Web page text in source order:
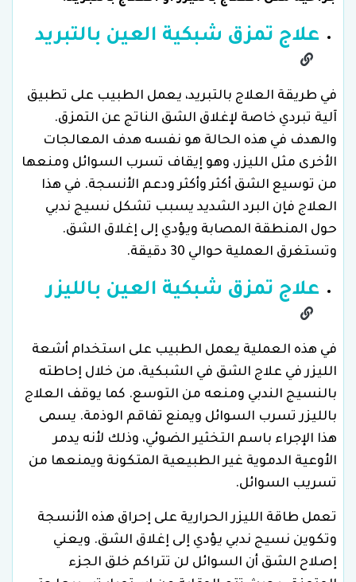
علاج تمزق شبكية العين بالتبريد
في طريقة العلاج بالتبريد، يعمل الطبيب على تطبيق
آلية تبردي خاصة لإغلاق الشق الناتج عن التمزق.
والهدف في هذه الحالة هو نفسه هدف المعالجات
الأخرى مثل الليزر، وهو إيقاف تسرب السوائل ومنعها
من توسيع الشق أكثر وأكثر ودعم الأنسجة. في هذا
العلاج فإن البرد الشديد يسبب تشكل نسيج ندبي
حول المنطقة المصابة ويؤدي إلى إغلاق الشق.
وتستغرق العملية حوالي 30 دقيقة.
علاج تمزق شبكية العين بالليزر
في هذه العملية يعمل الطبيب على استخدام أشعة
الليزر في علاج الشق في الشبكية، من خلال إحاطته
بالنسيج الندبي ومنعه من التوسع. كما يوقف العلاج
بالليزر تسرب السوائل ويمنع تفاقم الوذمة. يسمى
هذا الإجراء باسم التخثير الضوئي، وذلك لأنه يدمر
الأوعية الدموية غير الطبيعية المتكونة ويمنعها من
تسريب السوائل.
تعمل طاقة الليزر الحرارية على إحراق هذه الأنسجة
وتكوين نسيج ندبي يؤدي إلى إغلاق الشق. ويعني
إصلاح الشق أن السوائل لن تتراكم خلق الجزء